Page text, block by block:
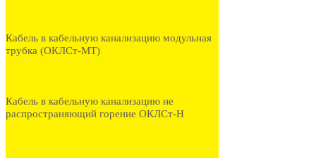
Кабель в кабельную канализацию модульная
трубка (ОКЛСт-МТ)
Кабель в кабельную канализацию не
распространяющий горение ОКЛСт-Н